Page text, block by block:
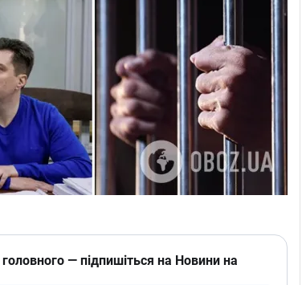
— підпишіться на Новини на